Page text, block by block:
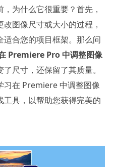
为什么它很重要？首先，
图像尺寸或大小的过程，
合您的项目框架。那么问
Premiere Pro 中调整图像
尺寸，还保留了其质量。
习在 Premiere 中调整图像
具，以帮助您获得完美的